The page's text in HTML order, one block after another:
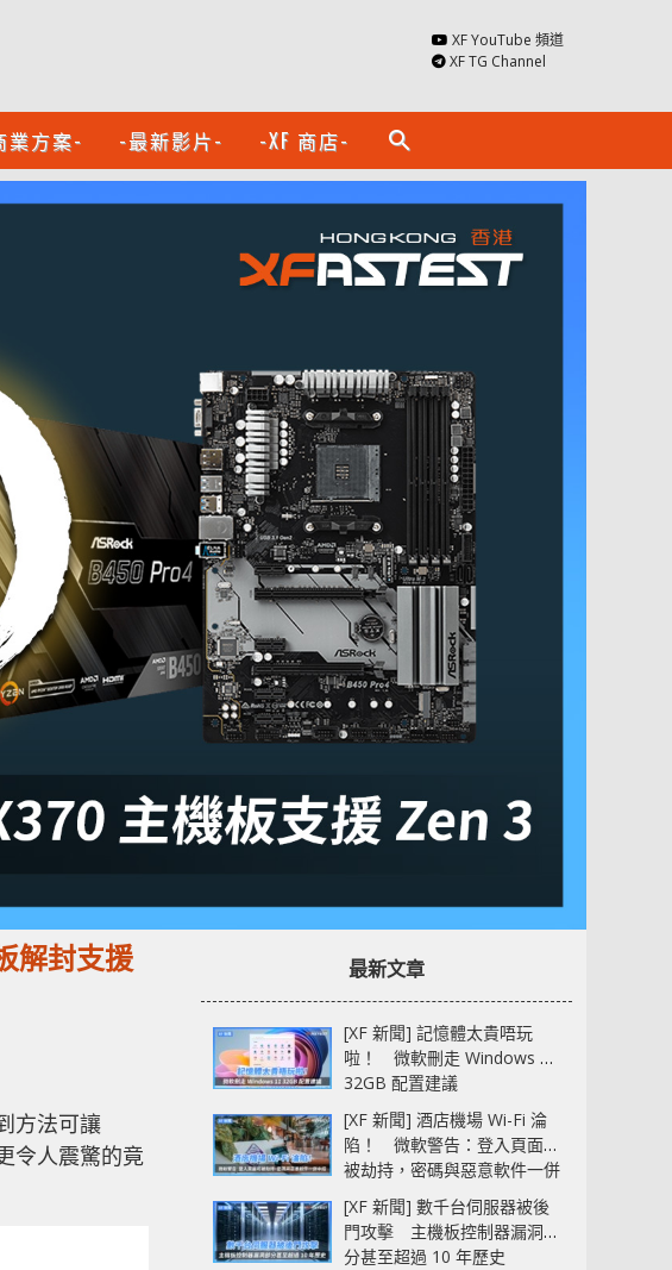
XF YouTube 頻道
XF TG Channel
業方案- -最新影片- -XF 商店- search
解封支援
方法可讓
令人震驚的竟
最新文章
[XF 新聞] 記憶體太貴唔玩
啦！ 微軟刪走 Windows 11
32GB 配置建議
[XF 新聞] 酒店機場 Wi-Fi 淪
陷！ 微軟警告：登入頁面可
被劫持，密碼與惡意軟件一併
中招
[XF 新聞] 數千台伺服器被後
門攻擊 主機板控制器漏洞部
分甚至超過 10 年歷史